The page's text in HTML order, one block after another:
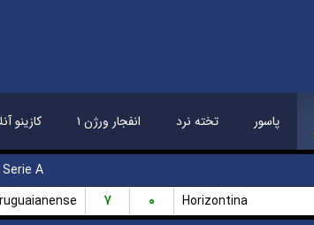
پاسور تخته نرد انفجار ورژن ۱ کازینو
A
۷ ۰ Horizontina